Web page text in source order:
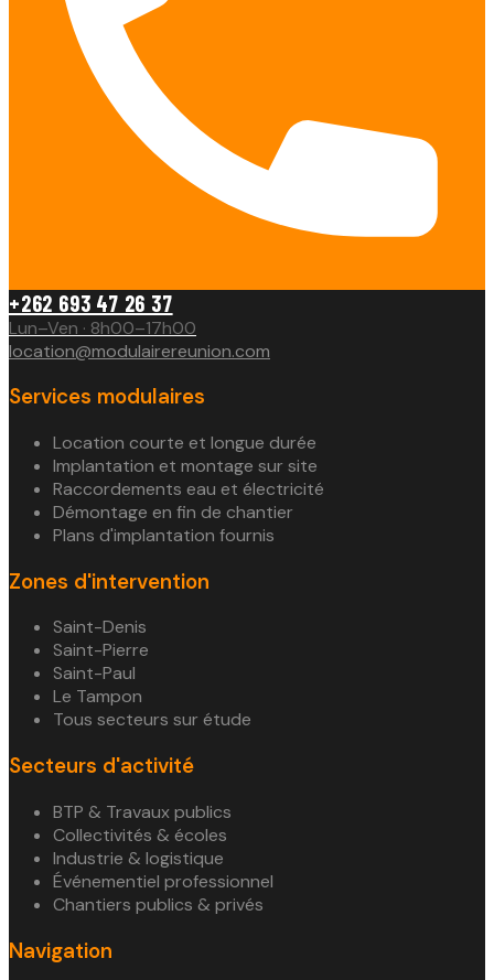
+262 693 47 26 37
Lun–Ven · 8h00–17h00
location@modulairereunion.com
Services modulaires
Location courte et longue durée
Implantation et montage sur site
Raccordements eau et électricité
Démontage en fin de chantier
Plans d'implantation fournis
Zones d'intervention
Saint-Denis
Saint-Pierre
Saint-Paul
Le Tampon
Tous secteurs sur étude
Secteurs d'activité
BTP & Travaux publics
Collectivités & écoles
Industrie & logistique
Événementiel professionnel
Chantiers publics & privés
Navigation